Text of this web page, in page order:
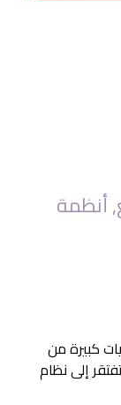
أنظمة
كبيرة من
إلى نظام